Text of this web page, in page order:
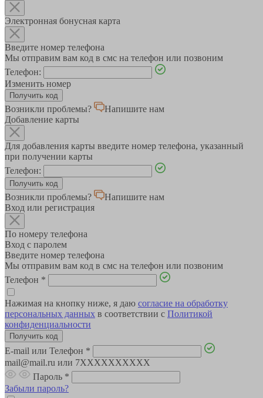
Электронная бонусная карта
Введите номер телефона
Мы отправим вам код в смс на телефон или позвоним
Телефон:
Изменить номер
Возникли проблемы?
Напишите нам
Добавление карты
Для добавления карты введите номер телефона, указанный
при получении карты
Телефон:
Возникли проблемы?
Напишите нам
Вход или регистрация
По номеру телефона
Вход с паролем
Введите номер телефона
Мы отправим вам код в смс на телефон или позвоним
Телефон *
Нажимая на кнопку ниже, я даю согласие на обработку
персональных данных в соответствии с Политикой
конфиденциальности
E-mail или Телефон *
mail@mail.ru или 7XXXXXXXXXX
Пароль *
Забыли пароль?